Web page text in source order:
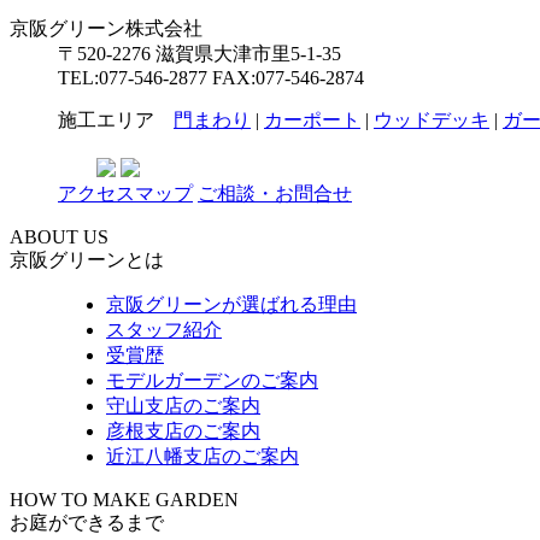
京阪グリーン株式会社
〒520-2276 滋賀県大津市里5-1-35
TEL:077-546-2877 FAX:077-546-2874
施工エリア 門まわり | カーポート | ウッドデッキ | ガ
アクセスマップ ご相談・お問合せ
ABOUT US
京阪グリーンとは
京阪グリーンが選ばれる理由
スタッフ紹介
受賞歴
モデルガーデンのご案内
守山支店のご案内
彦根支店のご案内
近江八幡支店のご案内
HOW TO MAKE GARDEN
お庭ができるまで